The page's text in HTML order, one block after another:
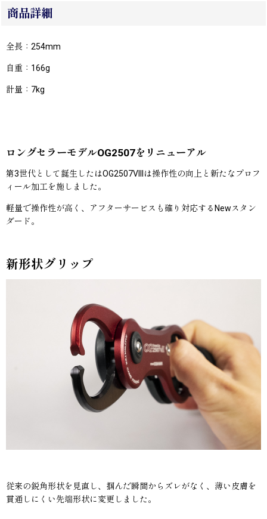
商品詳細
全長：254mm
自重：166g
計量：7kg
ロングセラーモデルOG2507をリニューアル
第3世代として誕生したはOG2507VIIIは操作性の向上と新たなプロフ
ィール加工を施しました。
軽量で操作性が高く、アフターサービスも確り対応するNewスタン
ダード。
新形状グリップ
従来の鋭角形状を見直し、掴んだ瞬間からズレがなく、薄い皮膚を
貫通しにくい先端形状に変更しました。